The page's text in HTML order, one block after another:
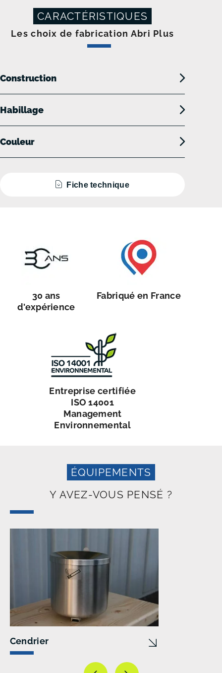
CARACTÉRISTIQUES
Les choix de fabrication Abri Plus
Construction
Habillage
Couleur
Fiche technique
30 ans
d'expérience
Fabriqué en France
Entreprise certifiée
ISO 14001
Management
Environnemental
ÉQUIPEMENTS
Y AVEZ-VOUS PENSÉ ?
Cendrier